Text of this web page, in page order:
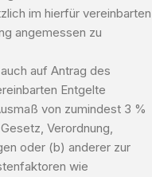
im hierfür vereinbarten
angemessen zu
auf Antrag des
Entgelte
von zumindest 3 %
Verordnung,
oder (b) anderer zur
wie